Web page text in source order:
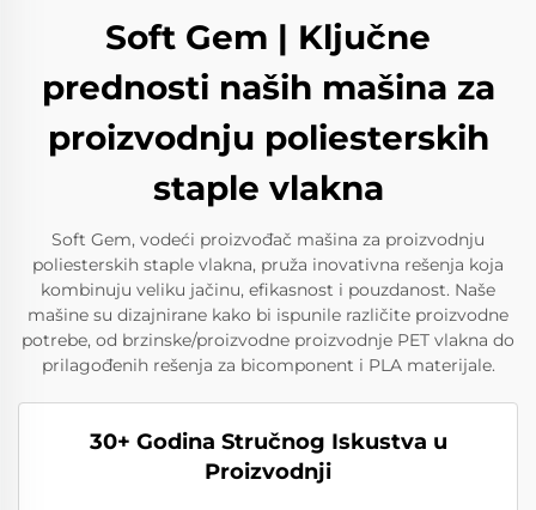
Soft Gem | Ključne
prednosti naših mašina za
proizvodnju poliesterskih
staple vlakna
Soft Gem, vodeći proizvođač mašina za proizvodnju
poliesterskih staple vlakna, pruža inovativna rešenja koja
kombinuju veliku jačinu, efikasnost i pouzdanost. Naše
mašine su dizajnirane kako bi ispunile različite proizvodne
potrebe, od brzinske/proizvodne proizvodnje PET vlakna do
prilagođenih rešenja za bicomponent i PLA materijale.
30+ Godina Stručnog Iskustva u
Proizvodnji